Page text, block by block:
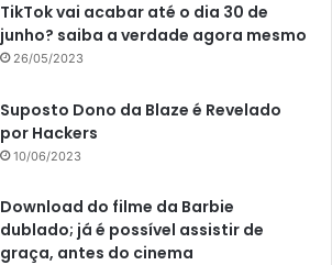
TikTok vai acabar até o dia 30 de
junho? saiba a verdade agora mesmo
26/05/2023
Suposto Dono da Blaze é Revelado
por Hackers
10/06/2023
Download do filme da Barbie
dublado; já é possível assistir de
graça, antes do cinema